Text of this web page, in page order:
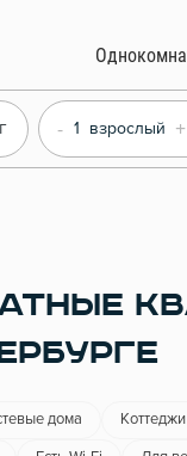
1 взрослый
- +
дома Коттеджи